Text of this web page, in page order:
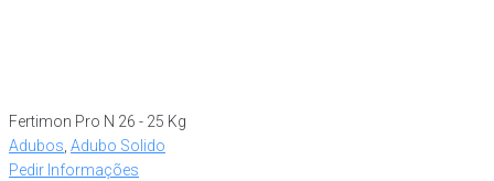
Fertimon Pro N 26 - 25 Kg
Adubos, Adubo Solido
Pedir Informações